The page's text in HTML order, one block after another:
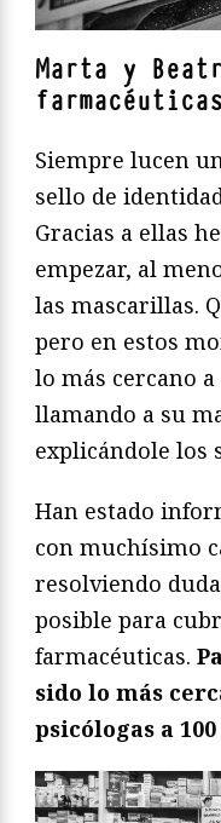
Marta y
Siempre lucen
sello de
Gracias a ellas
empezar, al
las mascarillas.
pero en estos
lo más cercano
llamando a su
explicándole los
Han estado
con muchísimo
resolviendo
posible para
farmacéuticas.
sido lo más
psicólogas a